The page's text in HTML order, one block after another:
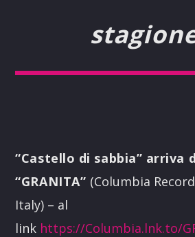
“Castello di sabbia” arriva
“GRANITA” (Columbia
Italy) – al
link https://Columbia.lnk.to/